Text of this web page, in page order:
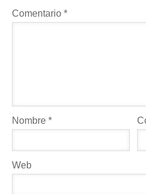
Comentario *
Nombre *
Web